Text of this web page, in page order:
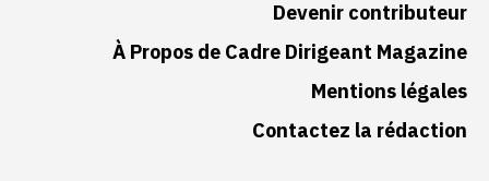
Devenir contributeur
À Propos de Cadre Dirigeant Magazine
Mentions légales
Contactez la rédaction